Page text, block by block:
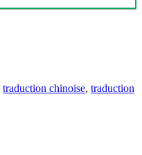
traduction chinoise, traduction